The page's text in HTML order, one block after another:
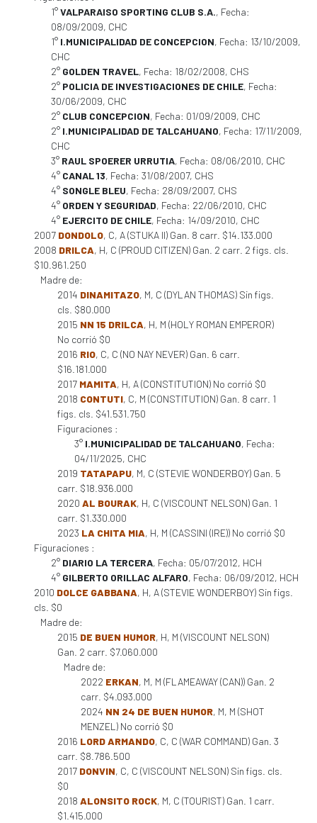
1°VALPARAISO SPORTING CLUB S.A., Fecha:
08/09/2009, CHC
1° I.MUNICIPALIDAD DE CONCEPCION, Fecha: 13/10/2009,
CHC
2° GOLDEN TRAVEL, Fecha: 18/02/2008, CHS
2° POLICIA DE INVESTIGACIONES DE CHILE, Fecha:
30/06/2009, CHC
2° CLUB CONCEPCION, Fecha: 01/09/2009, CHC
2° I.MUNICIPALIDAD DE TALCAHUANO, Fecha: 17/11/2009,
CHC
3° RAUL SPOERER URRUTIA, Fecha: 08/06/2010, CHC
4° CANAL 13, Fecha: 31/08/2007, CHS
4° SONGLE BLEU, Fecha: 28/09/2007, CHS
4° ORDEN Y SEGURIDAD, Fecha: 22/06/2010, CHC
4° EJERCITO DE CHILE, Fecha: 14/09/2010, CHC
2007 DONDOLO, C, A (STUKA II) Gan. 8 carr. $14.133.000
2008 DRILCA, H, C (PROUD CITIZEN) Gan. 2 carr. 2 figs. cls.
$10.961.250
Madre de:
2014 DINAMITAZO, M, C (DYLAN THOMAS) Sin figs.
cls. $80.000
2015 NN 15 DRILCA, H, M (HOLY ROMAN EMPEROR)
No corrió $0
2016 RIO, C, C (NO NAY NEVER) Gan. 6 carr.
$16.181.000
2017 MAMITA, H, A (CONSTITUTION) No corrió $0
2018 CONTUTI, C, M (CONSTITUTION) Gan. 8 carr. 1
figs. cls. $41.531.750
Figuraciones :
3° I.MUNICIPALIDAD DE TALCAHUANO, Fecha:
04/11/2025, CHC
2019 TATAPAPU, M, C (STEVIE WONDERBOY) Gan. 5
carr. $18.936.000
2020 AL BOURAK, H, C (VISCOUNT NELSON) Gan. 1
carr. $1.330.000
2023 LA CHITA MIA, H, M (CASSINI (IRE)) No corrió $0
Figuraciones :
2° DIARIO LA TERCERA, Fecha: 05/07/2012, HCH
4° GILBERTO ORILLAC ALFARO, Fecha: 06/09/2012, HCH
2010 DOLCE GABBANA, H, A (STEVIE WONDERBOY) Sin figs.
cls. $0
Madre de:
2015 DE BUEN HUMOR, H, M (VISCOUNT NELSON)
Gan. 2 carr. $7.060.000
Madre de:
2022 ERKAN, M, M (FLAMEAWAY (CAN)) Gan. 2
carr. $4.093.000
2024 NN 24 DE BUEN HUMOR, M, M (SHOT
MENZEL) No corrió $0
2016 LORD ARMANDO, C, C (WAR COMMAND) Gan. 3
carr. $8.786.500
2017 DONVIN, C, C (VISCOUNT NELSON) Sin figs. cls.
$0
2018 ALONSITO ROCK, M, C (TOURIST) Gan. 1 carr.
$1.415.000